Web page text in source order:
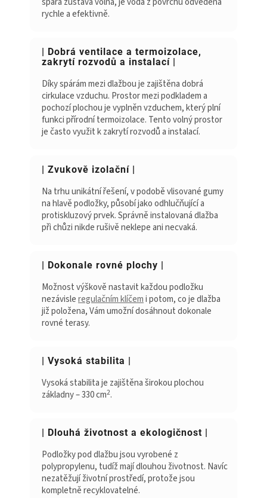
rychle a efektivně.
| Dobrá ventilace a termoizolace,
zakrytí rozvodů a instalací |
Díky spárám mezi dlažbou je zajištěna dobrá
cirkulace vzduchu. Prostor mezi podkladem a
pochozí plochou je vyplněn vzduchem, který plní
funkci přírodní termoizolace. Tento volný prostor
je často využit k zakrytí rozvodů a instalací.
| Zvukově izolační |
Na trhu unikátní řešení, v podobě vlisované gumy
na hlavě podložky, působí jako odhlučňující a
protiskluzový prvek. Správně instalovaná dlažba
při chůzi nikde rušivě neklepe ani necvaká.
| Dokonale rovné plochy |
Možnost výškově nastavit každou podložku
nezávisleregulačním klíčemi potom, co je dlažba
již položena, Vám umožní dosáhnout dokonale
rovné terasy.
| Vysoká stabilita |
Vysoká stabilita je zajištěna širokou plochou
základny – 330 cm2.
| Dlouhá životnost a ekologičnost |
Podložky pod dlažbu jsou vyrobené z
polypropylenu, tudíž mají dlouhou životnost. Navíc
nezatěžují životní prostředí, protože jsou
kompletně recyklovatelné.